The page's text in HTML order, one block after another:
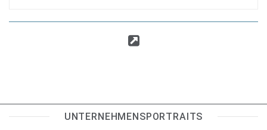
UNTERNEHMENSPORTRAITS